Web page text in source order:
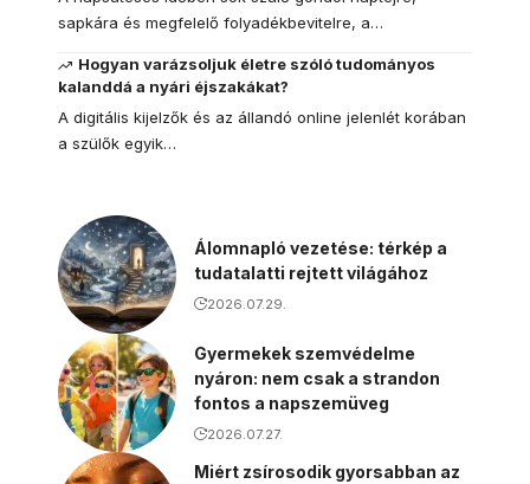
sapkára és megfelelő folyadékbevitelre, a…
Hogyan varázsoljuk életre szóló tudományos
kalanddá a nyári éjszakákat?
A digitális kijelzők és az állandó online jelenlét korában
a szülők egyik…
Álomnapló vezetése: térkép a
tudatalatti rejtett világához
2026.07.29.
Gyermekek szemvédelme
nyáron: nem csak a strandon
fontos a napszemüveg
2026.07.27.
Miért zsírosodik gyorsabban az